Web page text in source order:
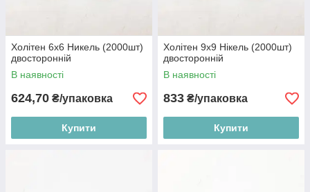
Холітен 6x6 Никель (2000шт)
двосторонній
В наявності
624,70 ₴/упаковка
Купити
Холітен 9x9 Нікель (2000шт)
двосторонній
В наявності
833 ₴/упаковка
Купити